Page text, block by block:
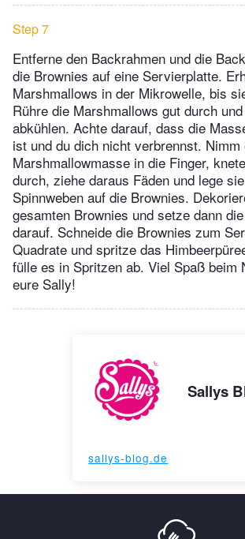
Step 7
Entferne den Backrahmen und die
die Brownies auf eine Servierplatte.
Marshmallows in der Mikrowelle, bis
Rühre die Marshmallows gut durch
abkühlen. Achte darauf, dass die
ist und du dich nicht verbrennst. Nimm
Marshmallowmasse in die Finger,
durch, ziehe daraus Fäden und lege
Spinnweben auf die Brownies.
gesamten Brownies und setze dann
darauf. Schneide die Brownies zum
Quadrate und spritze das
fülle es in Spritzen ab. Viel Spaß beim
eure Sally!
Sallys
sallys-blog.de